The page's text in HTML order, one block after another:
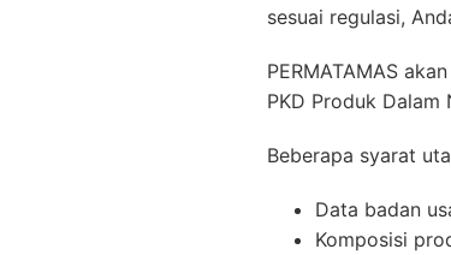
sesuai regulasi,
PERMATAMAS
PKD Produk Dalam
Beberapa syarat
Data badan
Komposisi